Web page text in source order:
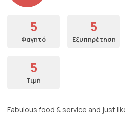
5
Φαγητό
5
Εξυπηρέτηση
5
Τιμή
Fabulous food & service and just